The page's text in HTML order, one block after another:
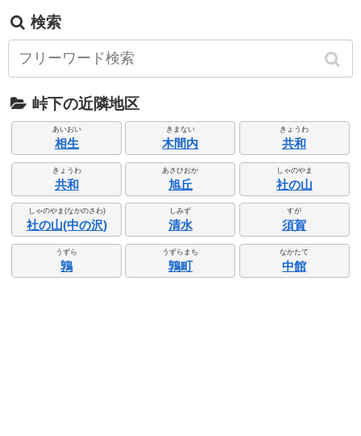
検索
峠下の近隣地区
あいおい
相生
きまない
木間内
きょうわ
共和
きょうわ
共和
あさひおか
旭丘
しゃのやま
社の山
しゃのやま(なかのさわ)
社の山(中の沢)
しみず
清水
すが
須賀
うずら
鶉
うずらまち
鶉町
なかたて
中館